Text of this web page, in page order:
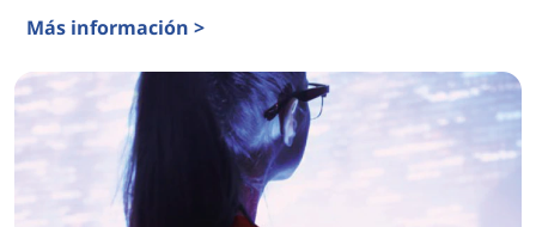
Más información >